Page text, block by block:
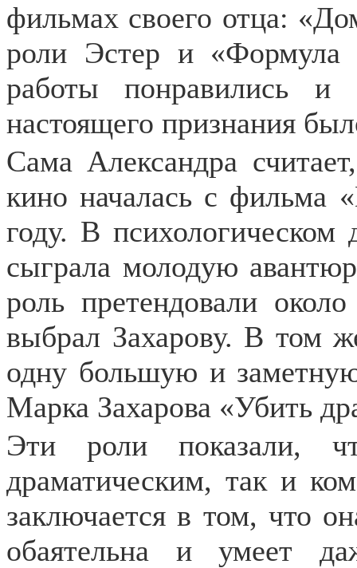
фильмах своего отца:
роли Эстер и
работы понравились и
настоящего признания
Сама Александра
кино началась с фильма
году. В психологическом
сыграла молодую
роль претендовали
выбрал Захарову. В том
одну большую и
Марка Захарова «Убить
Эти роли показали,
драматическим, так и
заключается в том, что
обаятельна и умеет